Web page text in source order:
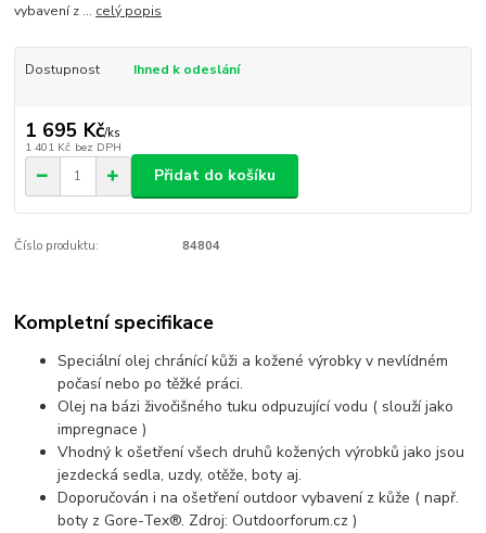
vybavení z ... celý popis
Dostupnost Ihned k odeslání
1 695 Kč/ks
1 401 Kč bez DPH
Přidat do košíku
Číslo produktu: 84804
Kompletní specifikace
Speciální olej chránící kůži a kožené výrobky v nevlídném
počasí nebo po těžké práci.
Olej na bázi živočišného tuku odpuzující vodu ( slouží jako
impregnace )
Vhodný k ošetření všech druhů kožených výrobků jako jsou
jezdecká sedla, uzdy, otěže, boty aj.
Doporučován i na ošetření outdoor vybavení z kůže ( např.
boty z Gore-Tex®. Zdroj: Outdoorforum.cz )